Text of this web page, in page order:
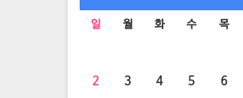
일 월 화 수 목
2 3 4 5 6